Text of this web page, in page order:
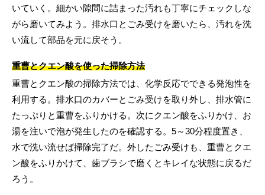
いていく。細かい隙間に詰まった汚れも丁寧にチェックしな
がら磨いてみよう。排水口とごみ受けを磨いたら、汚れを洗
い流して部品を元に戻そう。
重曹とクエン酸を使った掃除方法
重曹とクエン酸の掃除方法では、化学反応でできる発泡性を
利用する。排水口のカバーとごみ受けを取り外し、排水管に
たっぷりと重曹をふりかける。次にクエン酸をふりかけ、お
湯を注いで泡が発生したのを確認する。5～30分程度置き、
水で洗い流せば掃除完了だ。外したごみ受けも、重曹とクエ
ン酸をふりかけて、歯ブラシで磨くとキレイな状態に戻るだ
ろう。